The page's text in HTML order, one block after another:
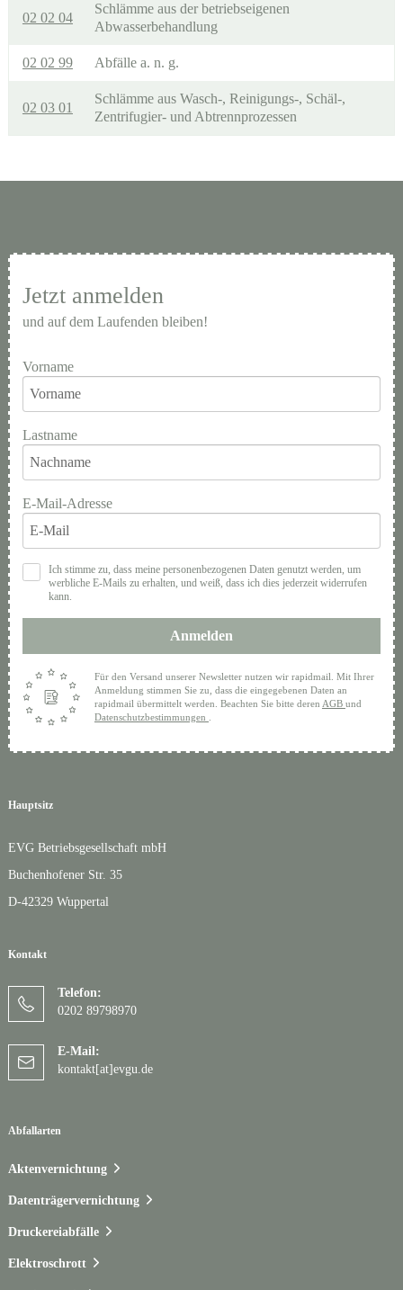
02 02 04
Schlämme aus der betriebseigenen
Abwasserbehandlung
02 02 99 Abfälle a. n. g.
02 03 01
Schlämme aus Wasch-, Reinigungs-, Schäl-,
Zentrifugier- und Abtrennprozessen
Hauptsitz
EVG Betriebsgesellschaft mbH
Buchenhofener Str. 35
D-42329 Wuppertal
Kontakt
Telefon:
0202 89798970
E-Mail:
kontakt[at]evgu.de
Abfallarten
Aktenvernichtung
Datenträgervernichtung
Druckereiabfälle
Elektroschrott
Jetzt anmelden
und auf dem Laufenden bleiben!
Vorname
Lastname
E-Mail-Adresse
Ich stimme zu, dass meine personenbezogenen Daten genutzt werden, um
werbliche E-Mails zu erhalten, und weiß, dass ich dies jederzeit widerrufen
kann.
Anmelden
Für den Versand unserer Newsletter nutzen wir rapidmail. Mit Ihrer
Anmeldung stimmen Sie zu, dass die eingegebenen Daten an
rapidmail übermittelt werden. Beachten Sie bitte deren AGB und
Datenschutzbestimmungen